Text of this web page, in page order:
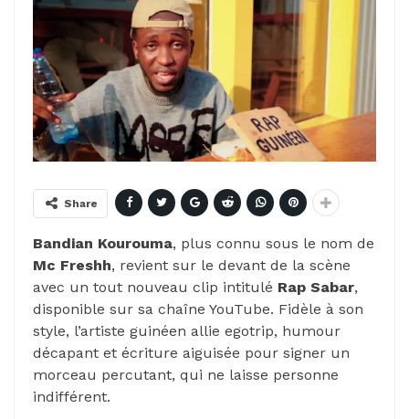
Share
Bandian Kourouma, plus connu sous le nom de
Mc Freshh, revient sur le devant de la scène
avec un tout nouveau clip intitulé Rap Sabar,
disponible sur sa chaîne YouTube. Fidèle à son
style, l’artiste guinéen allie egotrip, humour
décapant et écriture aiguisée pour signer un
morceau percutant, qui ne laisse personne
indifférent.